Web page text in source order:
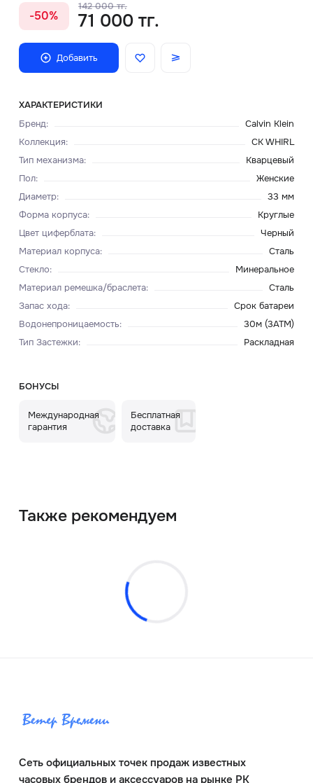
-50%
142 000 тг.
71 000 тг.
Добавить
ХАРАКТЕРИСТИКИ
Бренд:
Calvin Klein
Коллекция:
CK WHIRL
Тип механизма:
Кварцевый
Пол:
Женские
Диаметр:
33 мм
Форма корпуса:
Круглые
Цвет циферблата:
Черный
Материал корпуса:
Сталь
Стекло:
Минеральное
Материал ремешка/браслета:
Сталь
Запас хода:
Срок батареи
Водонепроницаемость:
30м (3ATM)
Тип Застежки: Раскладная
БОНУСЫ
Международная
гарантия
Бесплатная
доставка
Также рекомендуем
Сеть официальных точек продаж известных
часовых брендов и аксессуаров на рынке РК
Доставка и оплата
Блог